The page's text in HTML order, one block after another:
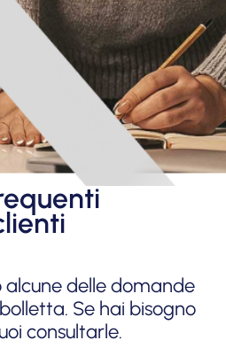
delle domande
Se hai bisogno
consultarle.